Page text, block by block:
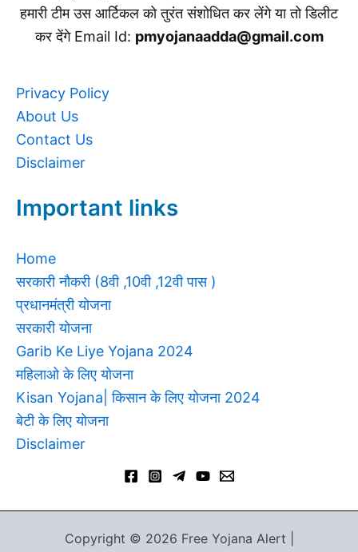
हमारी टीम उस आर्टिकल को तुरंत संशोधित कर लेंगे या तो डिलीट
कर देंगे Email Id: pmyojanaadda@gmail.com
Privacy Policy
About Us
Contact Us
Disclaimer
Important links
Home
सरकारी नौकरी (8वी ,10वी ,12वी पास )
प्रधानमंत्री योजना
सरकारी योजना
Garib Ke Liye Yojana 2024
महिलाओ के लिए योजना
Kisan Yojana| किसान के लिए योजना 2024
बेटी के लिए योजना
Disclaimer
Copyright © 2026 Free Yojana Alert |